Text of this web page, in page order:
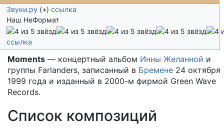
Звуки.ру (+) ссылка
Наш НеФормат
ссылка
Moments — концертный альбом Инны Желанной и
группы Farlanders, записанный в Бремене 24 октября
1999 года и изданный в 2000-м фирмой Green Wave
Records.
Список композиций